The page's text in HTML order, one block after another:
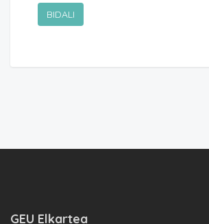
GEU Elkartea